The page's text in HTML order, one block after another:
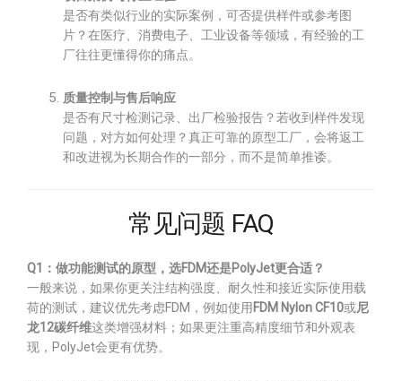
是否有类似行业的实际案例，可否提供样件或参考图
片？在医疗、消费电子、工业设备等领域，有经验的工
厂往往更懂得你的痛点。
质量控制与售后响应
是否有尺寸检测记录、出厂检验报告？若收到样件发现
问题，对方如何处理？真正可靠的原型工厂，会将返工
和改进视为长期合作的一部分，而不是简单推诿。
常见问题 FAQ
Q1：做功能测试的原型，选FDM还是PolyJet更合适？
一般来说，如果你更关注结构强度、耐久性和接近实际使用载
荷的测试，建议优先考虑FDM，例如使用 FDM Nylon CF10或尼
龙12碳纤维这类增强材料；如果更注重高精度细节和外观表
现，PolyJet会更有优势。